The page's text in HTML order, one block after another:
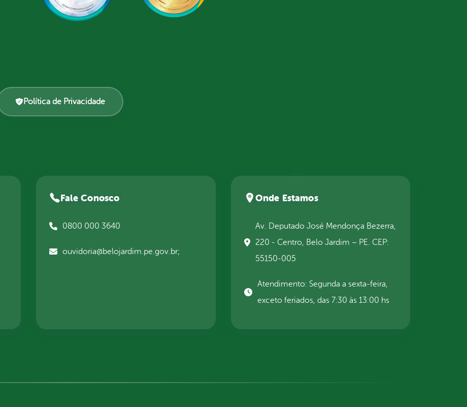
Política de Privacidade
Fale Conosco
0800 000 3640
ouvidoria@belojardim.pe.gov.br;
Onde Estamos
Av. Deputado José Mendonça Bezerra,
220 - Centro, Belo Jardim – PE. CEP:
55150-005
Atendimento: Segunda a sexta-feira,
exceto feriados, das 7:30 às 13:00 hs